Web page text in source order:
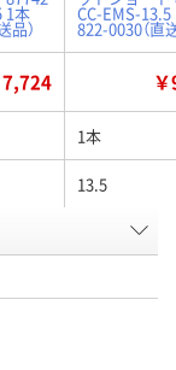
1本
品）
CC-EMS-13.5
822-0030（直
7,724
1本
13.5
EA61124